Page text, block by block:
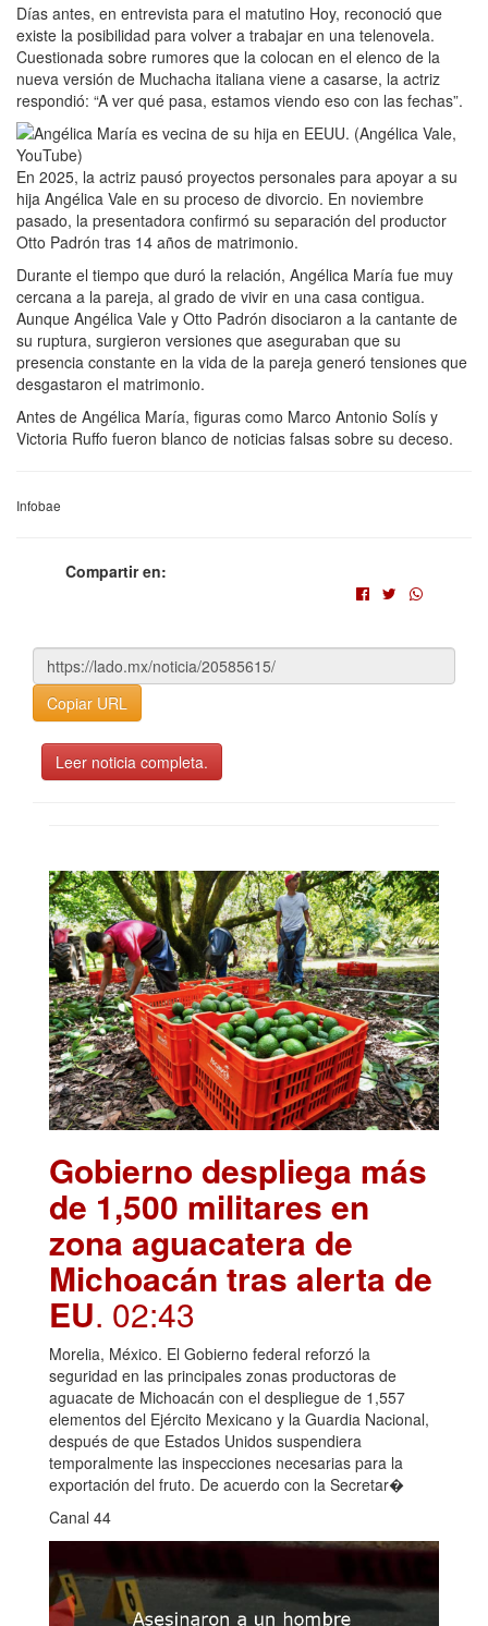
Días antes, en entrevista para el matutino Hoy, reconoció que
existe la posibilidad para volver a trabajar en una telenovela.
Cuestionada sobre rumores que la colocan en el elenco de la
nueva versión de Muchacha italiana viene a casarse, la actriz
respondió: “A ver qué pasa, estamos viendo eso con las fechas”.
En 2025, la actriz pausó proyectos personales para apoyar a su
hija Angélica Vale en su proceso de divorcio. En noviembre
pasado, la presentadora confirmó su separación del productor
Otto Padrón tras 14 años de matrimonio.
Durante el tiempo que duró la relación, Angélica María fue muy
cercana a la pareja, al grado de vivir en una casa contigua.
Aunque Angélica Vale y Otto Padrón disociaron a la cantante de
su ruptura, surgieron versiones que aseguraban que su
presencia constante en la vida de la pareja generó tensiones que
desgastaron el matrimonio.
Antes de Angélica María, figuras como Marco Antonio Solís y
Victoria Ruffo fueron blanco de noticias falsas sobre su deceso.
Infobae
Compartir en:
Copiar URL
Leer noticia completa.
Gobierno despliega más
de 1,500 militares en
zona aguacatera de
Michoacán tras alerta de
EU. 02:43
Morelia, México. El Gobierno federal reforzó la
seguridad en las principales zonas productoras de
aguacate de Michoacán con el despliegue de 1,557
elementos del Ejército Mexicano y la Guardia Nacional,
después de que Estados Unidos suspendiera
temporalmente las inspecciones necesarias para la
exportación del fruto. De acuerdo con la Secretar�
Canal 44